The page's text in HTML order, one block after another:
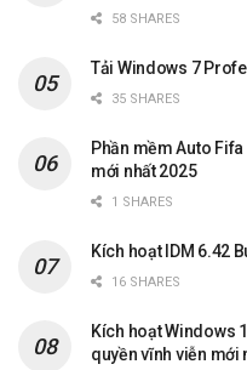
58 SHARES
Tải Windows 7
35 SHARES
Phần mềm Auto Fifa
mới nhất 2025
1 SHARES
Kích hoạt IDM 6.42
16 SHARES
Kích hoạt Windows
quyền vĩnh viễn mới